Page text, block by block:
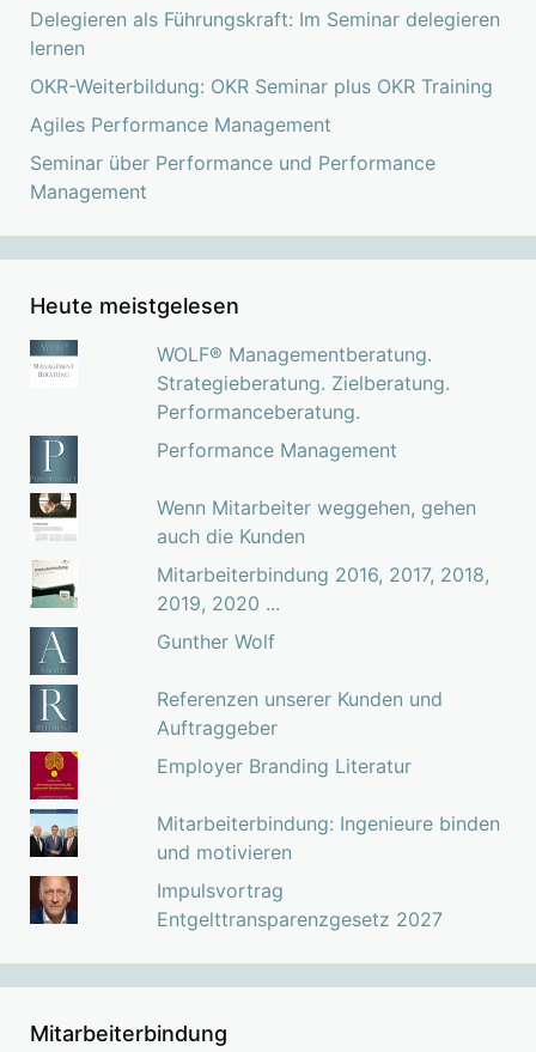
Delegieren als Führungskraft: Im Seminar delegieren
lernen
OKR-Weiterbildung: OKR Seminar plus OKR Training
Agiles Performance Management
Seminar über Performance und Performance
Management
Heute meistgelesen
WOLF® Managementberatung.
Strategieberatung. Zielberatung.
Performanceberatung.
Performance Management
Wenn Mitarbeiter weggehen, gehen
auch die Kunden
Mitarbeiterbindung 2016, 2017, 2018,
2019, 2020 ...
Gunther Wolf
Referenzen unserer Kunden und
Auftraggeber
Employer Branding Literatur
Mitarbeiterbindung: Ingenieure binden
und motivieren
Impulsvortrag
Entgelttransparenzgesetz 2027
Mitarbeiterbindung